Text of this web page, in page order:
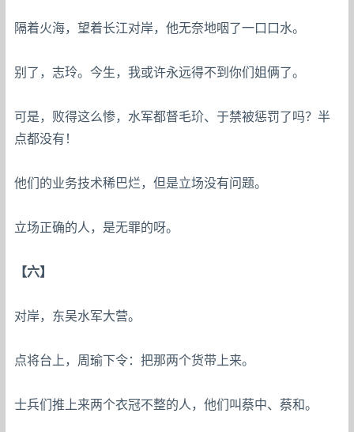
隔着火海，望着长江对岸，他无奈地咽了一口口水。
别了，志玲。今生，我或许永远得不到你们姐俩了。
可是，败得这么惨，水军都督毛玠、于禁被惩罚了吗？半
点都没有！
他们的业务技术稀巴烂，但是立场没有问题。
立场正确的人，是无罪的呀。
【六】
对岸，东吴水军大营。
点将台上，周瑜下令：把那两个货带上来。
士兵们推上来两个衣冠不整的人，他们叫蔡中、蔡和。